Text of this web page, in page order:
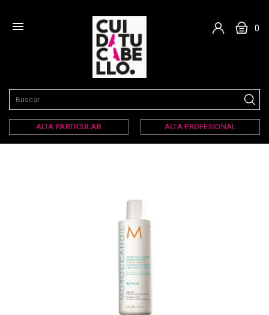
 0
ALTA PARTICULAR ALTA PROFESIONAL